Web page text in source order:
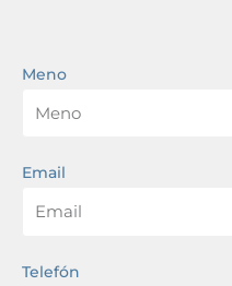
Meno
Email
Telefón